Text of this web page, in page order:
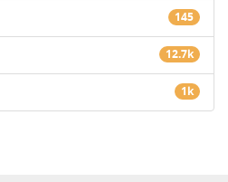
145
12.7k
1k